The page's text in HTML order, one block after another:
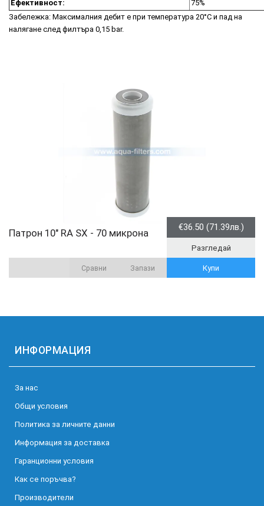
Ефективност:
75%
Забележка: Максималния дебит е при температура 20°C и пад на
налягане след филтъра 0,15 bar.
Патрон 10" RA SX - 70 микрона €36.50 (71.39лв.)
Разгледай
Купи
Запази
Сравни
ИНФОРМАЦИЯ
За нас
Общи условия
Политика за личните данни
Информация за доставка
Гаранционни условия
Как се поръчва?
Производители